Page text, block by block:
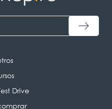
Drive